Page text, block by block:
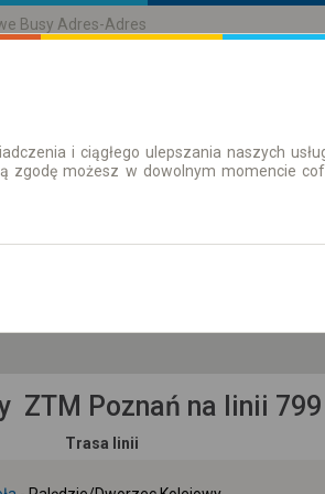
Busy Adres-Adres
Bilety okresowe
ZTM Poznań na linii 799
Trasa linii
i ciągłego ulepszania naszych
zgodę możesz w dowolnym momencie